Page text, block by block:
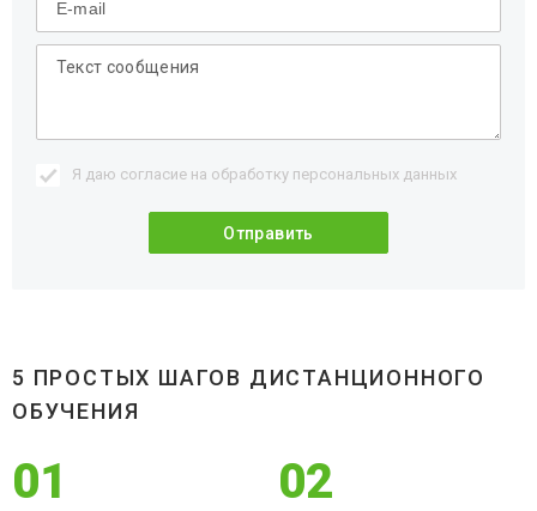
Я даю согласие на обработку персональных данных
5 ПРОСТЫХ ШАГОВ ДИСТАНЦИОННОГО
ОБУЧЕНИЯ
01 02